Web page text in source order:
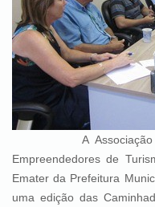
A Associação de
Empreendedores de
Emater da Prefeitura
uma edição das